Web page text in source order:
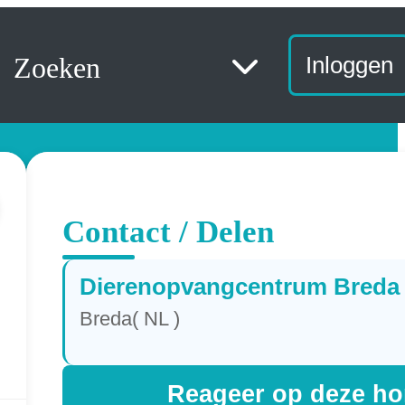
Zoeken Inloggen
Contact / Delen
Dierenopvangcentrum Breda
Breda( NL )
Reageer op deze